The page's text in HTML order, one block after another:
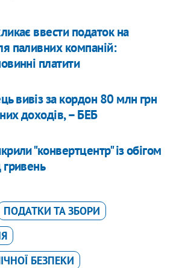
ввести податок на
паливних компаній:
платити
вивіз за кордон 80 млн грн
доходів, – БЕБ
"конвертцентр" із обігом
ПОДАТКИ ТА ЗБОРИ
БЕЗПЕКИ